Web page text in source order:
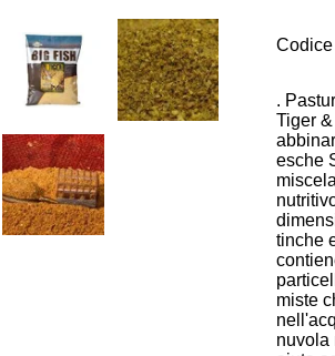
.
Tiger
esche
tinche
miste
nuvola